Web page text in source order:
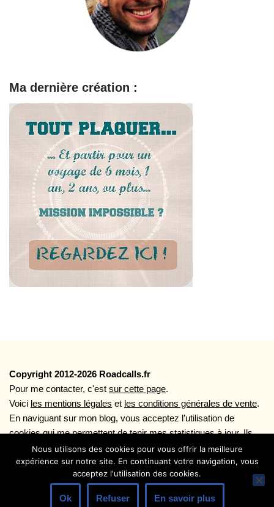
Ma dernière création :
Copyright 2012-2026 Roadcalls.fr
Pour me contacter, c'est sur cette page.
Voici les mentions légales et les conditions générales de vente.
En naviguant sur mon blog, vous acceptez l’utilisation de
cookies qui me permettent de tenir mes statistiques à jour. Ils
vous permettent aussi une navigation plus rapide ainsi que
l'utilisation des boutons de partages sociaux. Plus d'infos sur
l'utilisation des cookies en lisant la page Politique de
Nous utilisons des cookies pour vous offrir la meilleure
expérience sur notre site. En continuant votre navigation, vous
acceptez l'utilisation des cookies.
Ok Refuser En savoir plus